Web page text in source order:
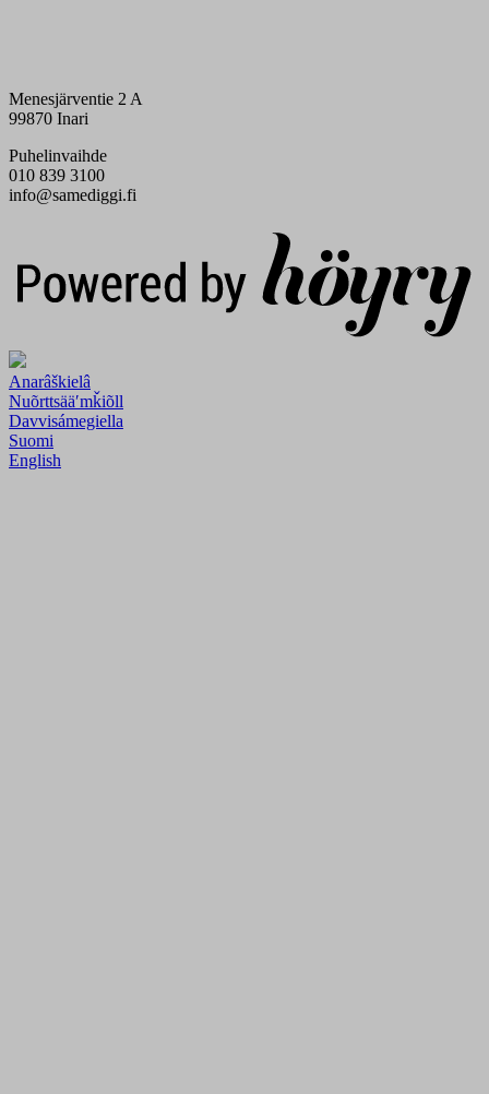
Menesjärventie 2 A
99870 Inari
Puhelinvaihde
010 839 3100
info@samediggi.fi
Anarâškielâ
Nuõrttsääʹmǩiõll
Davvisámegiella
Suomi
English